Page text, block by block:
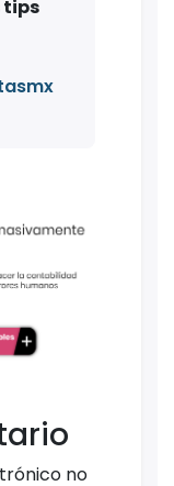
tips
no